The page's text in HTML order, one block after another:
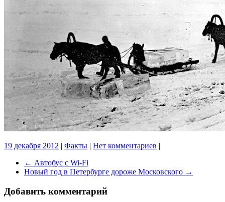
19 декабря 2012 | Факты | Нет комментариев |
← Автобус с Wi-Fi
Новый год в Петербурге дороже Московского →
Добавить комментарий